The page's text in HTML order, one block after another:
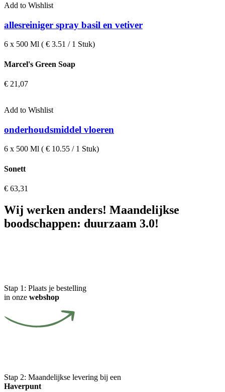
Add to Wishlist
allesreiniger spray basil en vetiver
6 x 500 Ml ( € 3.51 / 1 Stuk)
Marcel's Green Soap
€ 21,07
Add to Wishlist
onderhoudsmiddel vloeren
6 x 500 Ml ( € 10.55 / 1 Stuk)
Sonett
€ 63,31
Wij werken anders! Maandelijkse
boodschappen: duurzaam 3.0!
Stap 1: Plaats je bestelling
in onze webshop
Stap 2: Maandelijkse levering bij een
Haverpunt